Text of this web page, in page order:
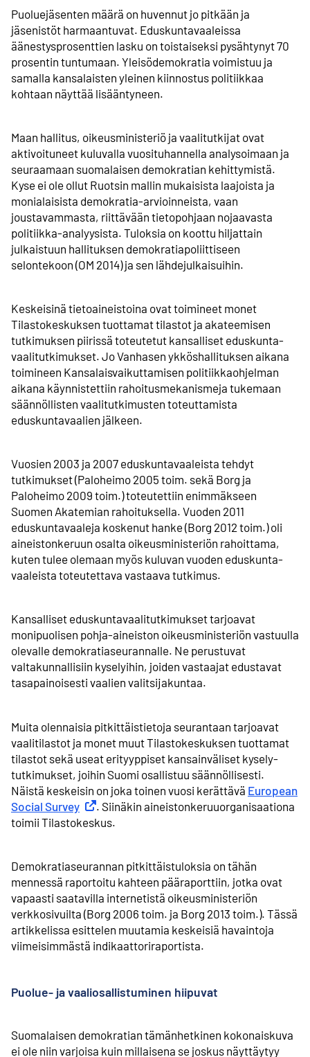
Puoluejäsenten määrä on huvennut jo pitkään ja
jäsenistöt harmaantuvat. Eduskuntavaaleissa
äänestysprosenttien lasku on toistaiseksi pysähtynyt 70
prosentin tuntumaan. Yleisödemokratia voimistuu ja
samalla kansalaisten yleinen kiinnostus politiikkaa
kohtaan näyttää lisääntyneen.
Maan hallitus, oikeusministeriö ja vaalitutkijat ovat
aktivoituneet kuluvalla vuosituhannella analysoimaan ja
seuraamaan suomalaisen demokratian kehittymistä.
Kyse ei ole ollut Ruotsin mallin mukaisista laajoista ja
monialaisista demokratia­-arvioinneista, vaan
joustavammasta, riittävään tietopohjaan nojaavasta
politiikka­-analyysista. Tuloksia on koottu hiljattain
julkaistuun hallituksen demokratia­poliittiseen
selontekoon (OM 2014) ja sen lähdejulkaisuihin.
Keskeisinä tietoaineistoina ovat toimineet monet
Tilastokeskuksen tuottamat tilastot ja akateemisen
tutkimuksen piirissä toteutetut kansalliset eduskunta­
vaali­tutkimukset. Jo Vanhasen ykköshallituksen aikana
toimineen Kansalais­vaikuttamisen politiikka­ohjelman
aikana käynnistettiin rahoitusmekanismeja tukemaan
säännöllisten vaalitutkimusten toteuttamista
eduskuntavaalien jälkeen.
Vuosien 2003 ja 2007 eduskunta­vaaleista tehdyt
tutkimukset (Paloheimo 2005 toim. sekä Borg ja
Paloheimo 2009 toim.) toteutettiin enimmäkseen
Suomen Akatemian rahoituksella. Vuoden 2011
eduskunta­vaaleja koskenut hanke (Borg 2012 toim.) oli
aineistonkeruun osalta oikeusministeriön rahoittama,
kuten tulee olemaan myös kuluvan vuoden eduskunta­
vaaleista toteutettava vastaava tutkimus.
Kansalliset eduskunta­vaali­tutkimukset tarjoavat
monipuolisen pohja-aineiston oikeusministeriön vastuulla
olevalle demokratia­seurannalle. Ne perustuvat
valtakunnallisiin kyselyihin, joiden vastaajat edustavat
tasapainoisesti vaalien valitsija­kuntaa.
Muita olennaisia pitkittäistietoja seurantaan tarjoavat
vaali­tilastot ja monet muut Tilastokeskuksen tuottamat
tilastot sekä useat erityyppiset kansainväliset kysely­
tutkimukset, joihin Suomi osallistuu säännöllisesti.
Näistä keskeisin on joka toinen vuosi kerättävä European
Social Survey Ulkoinen linkki
. Siinäkin aineiston­keruu­organisaationa
toimii Tilastokeskus.
Demokratiaseurannan pitkittäistuloksia on tähän
mennessä raportoitu kahteen pääraporttiin, jotka ovat
vapaasti saatavilla internetistä oikeusministeriön
verkkosivuilta (Borg 2006 toim. ja Borg 2013 toim.). Tässä
artikkelissa esittelen muutamia keskeisiä havaintoja
viimeisimmästä indikaattori­raportista.
Puolue- ja vaaliosallistuminen hiipuvat
Suomalaisen demokratian tämänhetkinen kokonaiskuva
ei ole niin varjoisa kuin millaisena se joskus näyttäytyy